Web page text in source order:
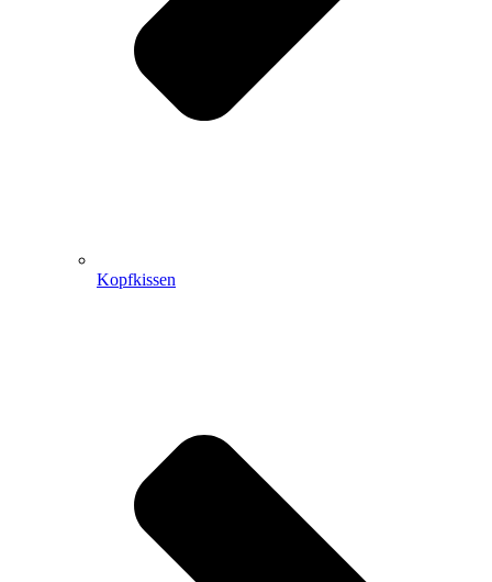
Kopfkissen